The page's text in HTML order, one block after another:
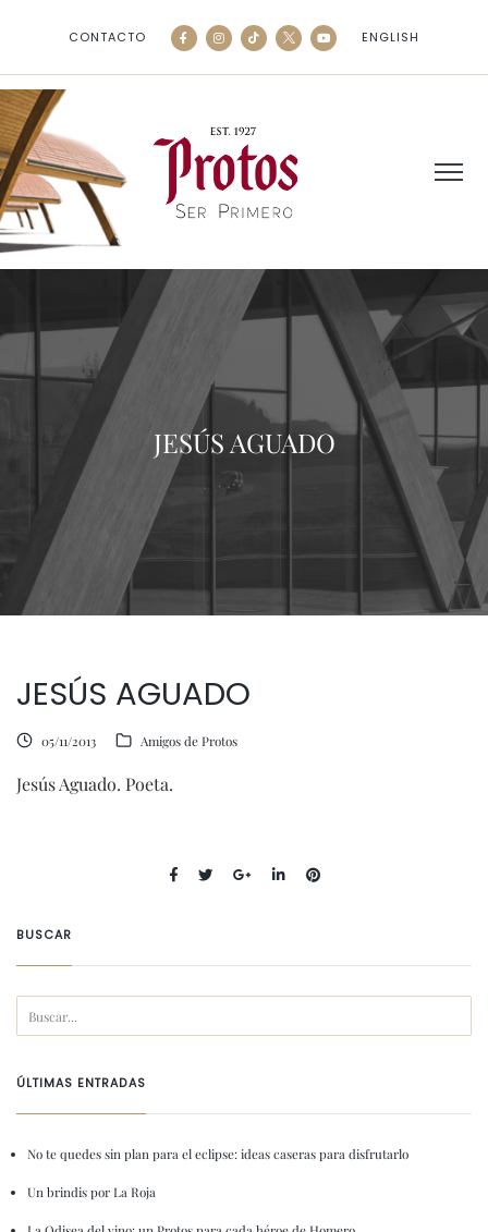
CONTACTO ENGLISH
JESÚS AGUADO
JESÚS AGUADO
05/11/2013 Amigos de Protos
Jesús Aguado. Poeta.
BUSCAR
ÚLTIMAS ENTRADAS
No te quedes sin plan para el eclipse: ideas caseras para disfrutarlo
Un brindis por La Roja